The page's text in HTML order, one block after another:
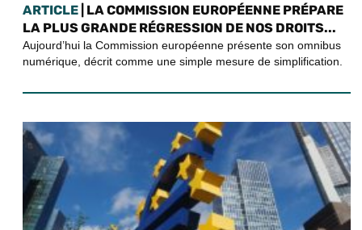
ARTICLE | LA COMMISSION EUROPÉENNE PRÉPARE
LA PLUS GRANDE RÉGRESSION DE NOS DROITS...
Aujourd’hui la Commission européenne présente son omnibus
numérique, décrit comme une simple mesure de simplification.